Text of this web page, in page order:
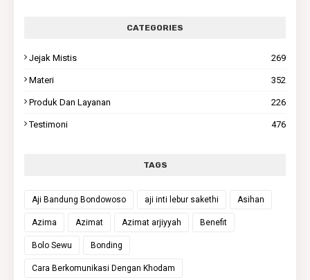
CATEGORIES
Jejak Mistis 269
Materi 352
Produk Dan Layanan 226
Testimoni 476
TAGS
Aji Bandung Bondowoso aji inti lebur sakethi Asihan
Azima Azimat Azimat arjiyyah Benefit
Bolo Sewu Bonding
Cara Berkomunikasi Dengan Khodam